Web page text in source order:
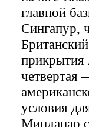
главной
Сингапур,
прикрытия
четвертая
условия
Минданао